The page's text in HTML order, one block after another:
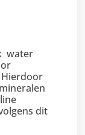
water
dit